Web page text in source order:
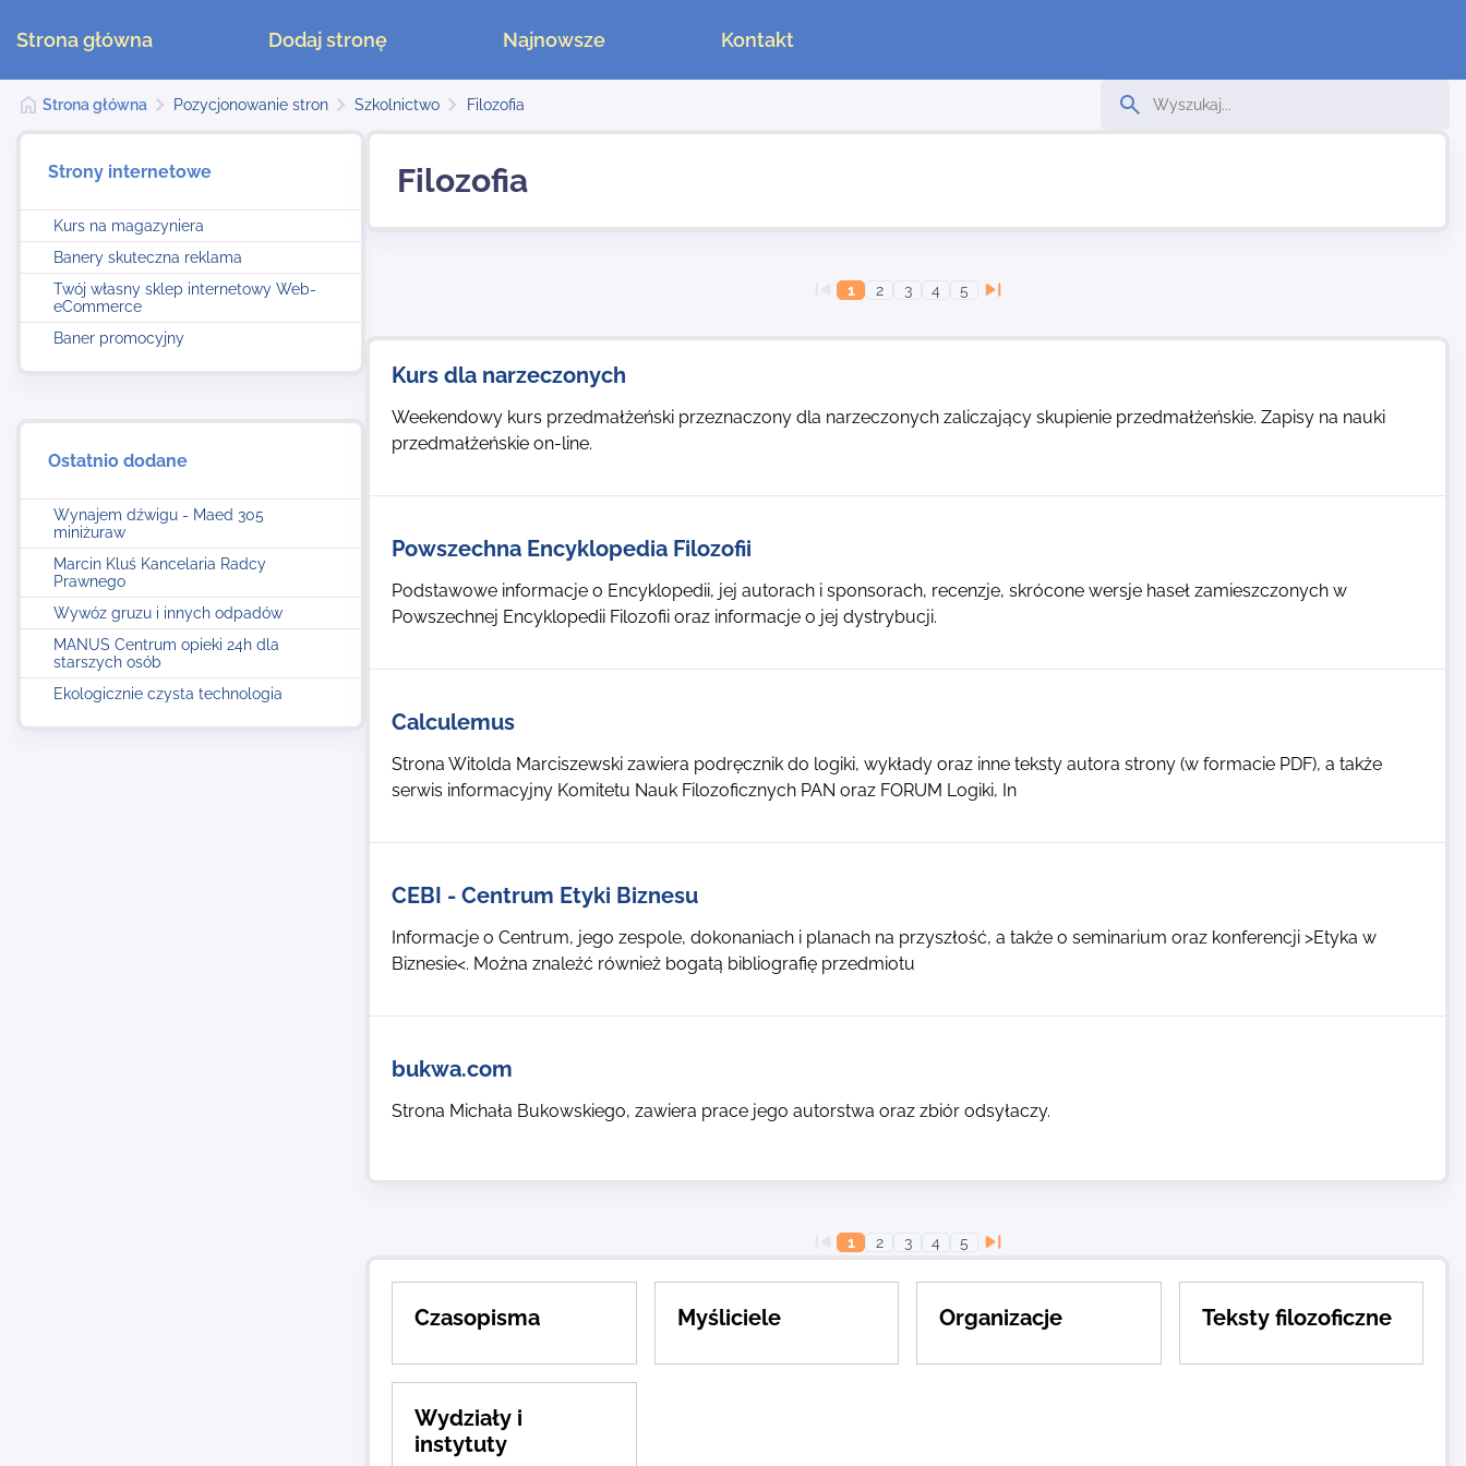
Strona główna Dodaj stronę Najnowsze Kontakt
Strona główna Pozycjonowanie stron Szkolnictwo Filozofia
Strony internetowe
Kurs na magazyniera
Banery skuteczna reklama
Twój własny sklep internetowy Web-
eCommerce
Baner promocyjny
Ostatnio dodane
Wynajem dźwigu - Maed 305
miniżuraw
Marcin Kluś Kancelaria Radcy
Prawnego
Wywóz gruzu i innych odpadów
MANUS Centrum opieki 24h dla
starszych osób
Ekologicznie czysta technologia
Filozofia
1 2 3 4 5
Kurs dla narzeczonych
Weekendowy kurs przedmałżeński przeznaczony dla narzeczonych zaliczający skupienie przedmałżeńskie. Zapisy na nauki
przedmałżeńskie on-line.
Powszechna Encyklopedia Filozofii
Podstawowe informacje o Encyklopedii, jej autorach i sponsorach, recenzje, skrócone wersje haseł zamieszczonych w
Powszechnej Encyklopedii Filozofii oraz informacje o jej dystrybucji.
Calculemus
Strona Witolda Marciszewski zawiera podręcznik do logiki, wykłady oraz inne teksty autora strony (w formacie PDF), a także
serwis informacyjny Komitetu Nauk Filozoficznych PAN oraz FORUM Logiki, In
CEBI - Centrum Etyki Biznesu
Informacje o Centrum, jego zespole, dokonaniach i planach na przyszłość, a także o seminarium oraz konferencji >Etyka w
Biznesie<. Można znaleźć również bogatą bibliografię przedmiotu
bukwa.com
Strona Michała Bukowskiego, zawiera prace jego autorstwa oraz zbiór odsyłaczy.
1 2 3 4 5
Czasopisma Myśliciele Organizacje Teksty filozoficzne
Wydziały i
instytuty